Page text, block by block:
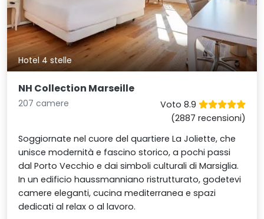
Hotel 4 stelle
NH Collection Marseille
207 camere
Voto 8.9
(2887 recensioni)
Soggiornate nel cuore del quartiere La Joliette, che
unisce modernità e fascino storico, a pochi passi
dal Porto Vecchio e dai simboli culturali di Marsiglia.
In un edificio haussmanniano ristrutturato, godetevi
camere eleganti, cucina mediterranea e spazi
dedicati al relax o al lavoro.